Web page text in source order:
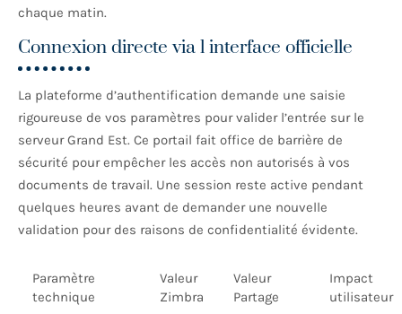
chaque matin.
Connexion directe via l interface officielle
La plateforme d’authentification demande une saisie
rigoureuse de vos paramètres pour valider l’entrée sur le
serveur Grand Est. Ce portail fait office de barrière de
sécurité pour empêcher les accès non autorisés à vos
documents de travail. Une session reste active pendant
quelques heures avant de demander une nouvelle
validation pour des raisons de confidentialité évidente.
Paramètre
technique
Valeur
Zimbra
Valeur
Partage
Impact
utilisateur